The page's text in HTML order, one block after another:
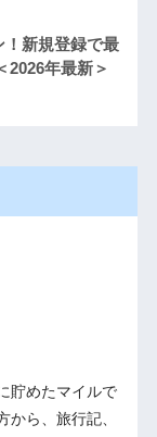
！新規登録で最
2026年最新＞
貯めたマイルで
ら、旅行記、